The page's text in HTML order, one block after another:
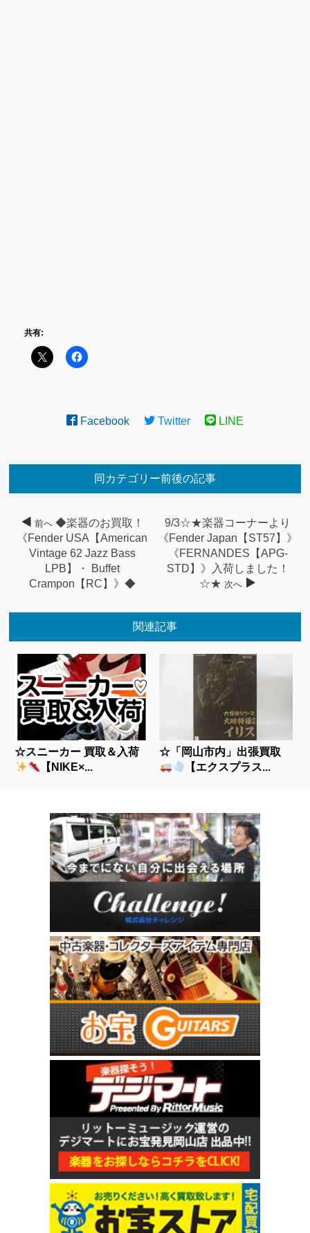
共有:
Facebook Twitter LINE
同カテゴリー前後の記事
前へ ◆楽器のお買取！
《Fender USA【American
Vintage 62 Jazz Bass
LPB】・ Buffet
Crampon【RC】》◆
9/3☆★楽器コーナーより
《Fender Japan【ST57】》
《FERNANDES【APG-
STD】》入荷しました！
☆★ 次へ
関連記事
☆スニーカー 買取＆入荷
【NIKE×...
☆「岡山市内」出張買取
【エクスプラス...